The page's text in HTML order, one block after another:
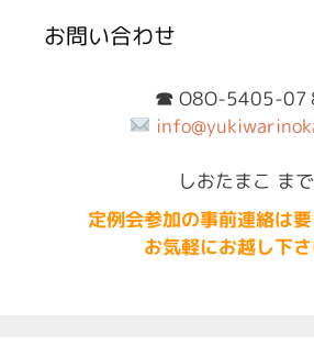
お問い合わせ
☎︎ O8O-5405-07
しおたまこ まで
定例会参加の事前連絡は要
お気軽にお越し下さ